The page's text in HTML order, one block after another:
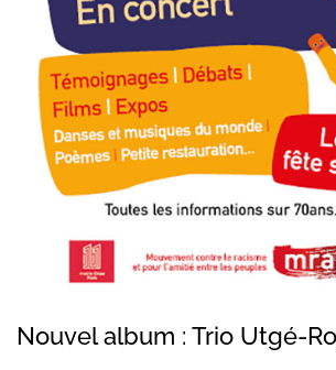
Nouvel album : Trio Utgé-